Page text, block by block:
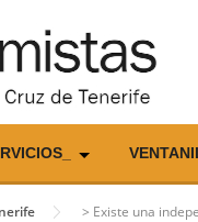
> Existe una